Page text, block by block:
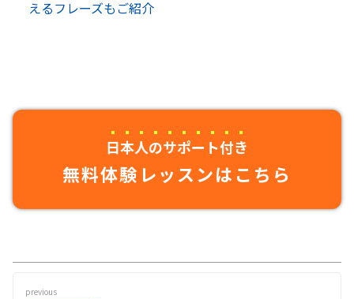
えるフレーズもご紹介
日本人のサポート付き
無料体験レッスンはこちら
previous